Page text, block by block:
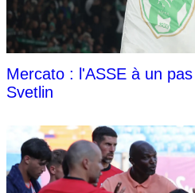
Mercato : l'ASSE à un
Svetlin